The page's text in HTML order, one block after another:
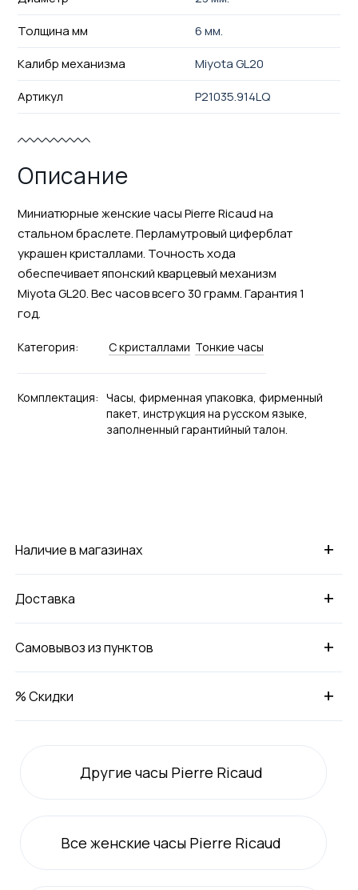
Толщина мм
6 мм.
Калибр механизма
Miyota GL20
Артикул
P21035.914LQ
Описание
Миниатюрные женские часы Pierre Ricaud на
стальном браслете. Перламутровый циферблат
украшен кристаллами. Точность хода
обеспечивает японский кварцевый механизм
Miyota GL20. Вес часов всего 30 грамм. Гарантия 1
год.
Категория: С кристаллами Тонкие часы
Комплектация: Часы, фирменная упаковка, фирменный
пакет, инструкция на русском языке,
заполненный гарантийный талон.
+
Наличие в магазинах
+
Доставка
+
Самовывоз из пунктов
+
% Скидки
Другие часы Pierre Ricaud
Всеженские часы Pierre Ricaud